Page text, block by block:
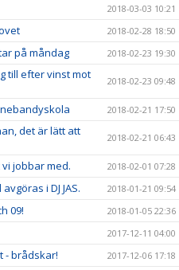
2018-03-03 10:21
2018-02-28 18:50
på måndag 2018-02-23 19:30
till efter vinst mot
2018-02-23 09:48
2018-02-21 17:50
det är lätt att
2018-02-21 06:43
jobbar med. 2018-02-01 07:28
i DJ JAS. 2018-01-21 09:54
09! 2018-01-05 22:36
2017-12-11 04:00
- brådskar! 2017-12-06 17:18